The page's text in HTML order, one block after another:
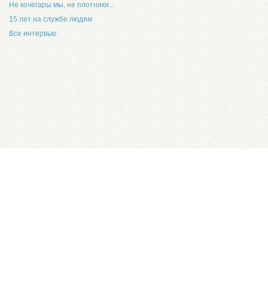
Не кочегары мы, не плотники...
15 лет на службе людям
Все интервью